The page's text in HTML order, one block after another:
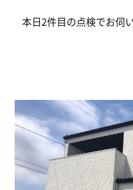
本日2件目の点検でお伺